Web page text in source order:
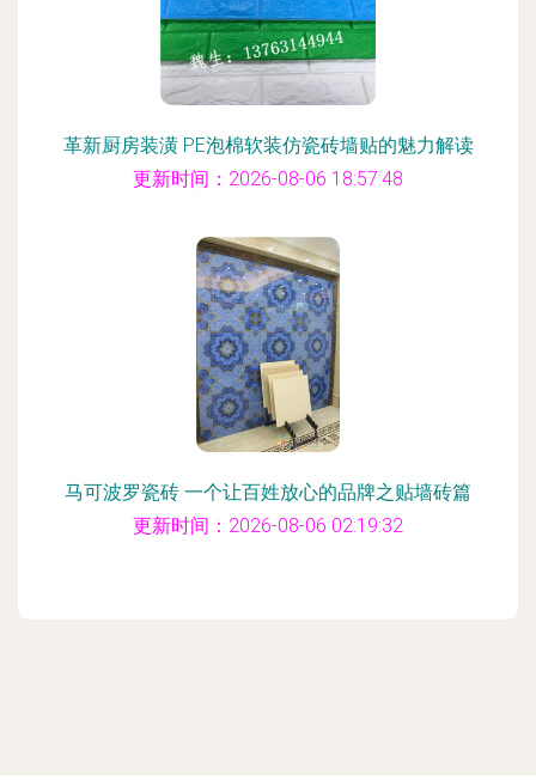
革新厨房装潢 PE泡棉软装仿瓷砖墙贴的魅力解读
更新时间：2026-08-06 18:57:48
马可波罗瓷砖 一个让百姓放心的品牌之贴墙砖篇
更新时间：2026-08-06 02:19:32